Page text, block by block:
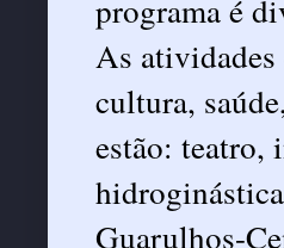
programa é
As atividades
cultura,
estão: teatro,
Guarulhos-